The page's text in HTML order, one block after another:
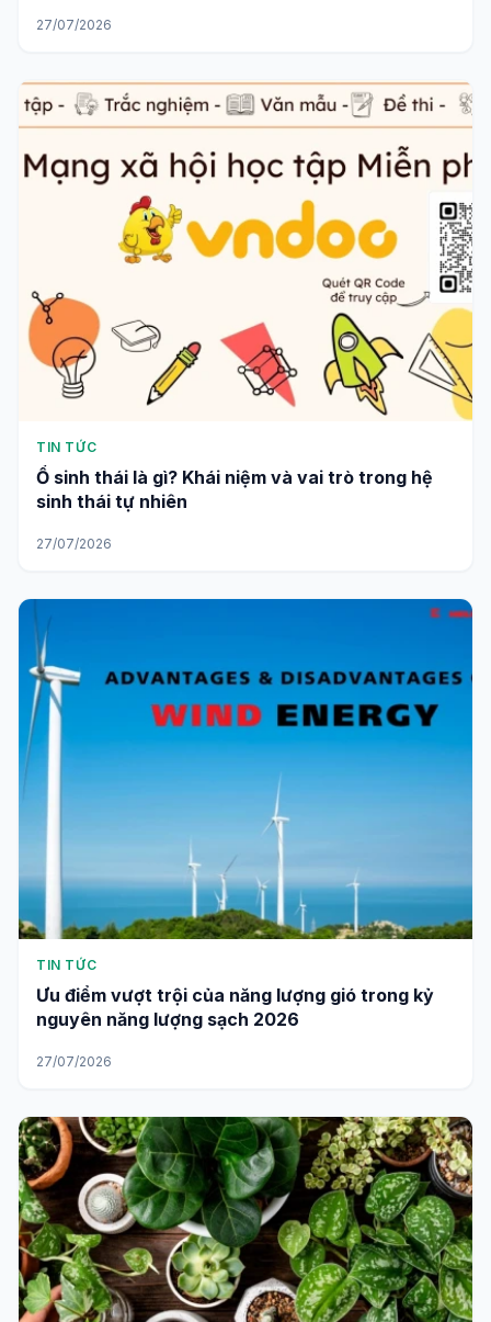
27/07/2026
TIN TỨC
Ổ sinh thái là gì? Khái niệm và vai trò trong hệ
sinh thái tự nhiên
27/07/2026
TIN TỨC
Ưu điểm vượt trội của năng lượng gió trong kỷ
nguyên năng lượng sạch 2026
27/07/2026